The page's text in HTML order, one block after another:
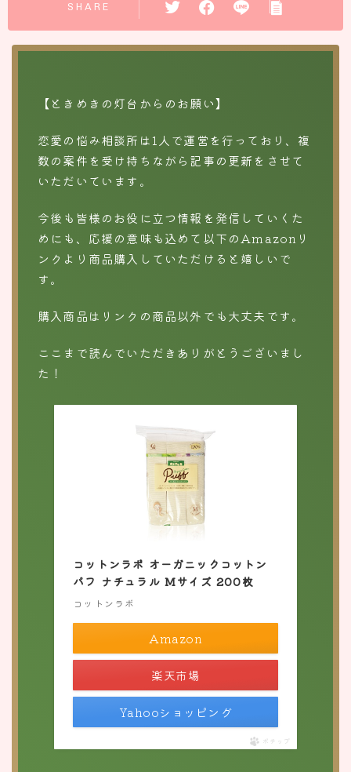
SHARE
【ときめきの灯台からのお願い】
恋愛の悩み相談所は1人で運営を行っており、複
数の案件を受け持ちながら記事の更新をさせて
いただいています。
今後も皆様のお役に立つ情報を発信していくた
めにも、応援の意味も込めて以下のAmazonリ
ンクより商品購入していただけると嬉しいで
す。
購入商品はリンクの商品以外でも大丈夫です。
ここまで読んでいただきありがとうございまし
た！
コットンラボ オーガニックコットン
パフ ナチュラル Mサイズ 200枚
コットンラボ
Amazon
楽天市場
Yahooショッピング
ポチップ